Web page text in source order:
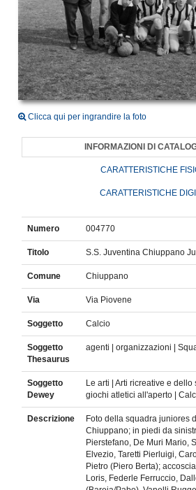
Clicca qui per ingrandire la foto
INFORMAZIONI DI
CARATTERISTICHE
CARATTERISTICHE
Numero 004770
Titolo S.S. Juventina Chiuppano
Comune Chiuppano
Via Via Piovene
Soggetto Calcio
Soggetto
Thesaurus
agenti | organizzazioni |
Soggetto
Dewey
Le arti | Arti ricreative e dello
giochi atletici all'aperto |
Descrizione
Foto della squadra juniores
Chiuppano; in piedi da
Pierstefano, De Muri Mario,
Elvezio, Taretti Pierluigi,
Pietro (Piero Berta);
Loris, Federle Ferruccio,